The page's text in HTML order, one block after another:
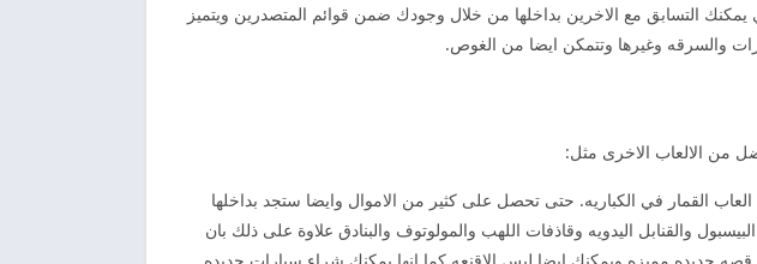
يمكنك التسابق مع الاخرين بداخلها من خلال وجودك ضمن قوائم المتصدرين ويتميز
والسرقه وغيرها وتتمكن ايضا من الغوص.
من الالعاب الاخرى مثل:
القمار في الكباريه. حتى تحصل على كثير من الاموال وايضا ستجد بداخلها
والقنابل اليدويه وقاذفات اللهب والمولوتوف والبنادق علاوة على ذلك بان